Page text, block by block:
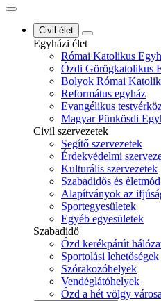
Civil élet
Egyházi élet
Római Katolikus
Ózdi Görögkatolikus
Bolyok Római
Református egyház
Evangélikus
Magyar Pünkösdi
Civil szervezetek
Segítő szervezetek
Érdekvédelmi
Kulturális szervezetek
Szabadidős és
Alapítványok az
Sportegyesületek
Egyéb egyesületek
Szabadidő
Ózd kerékpárút
Sportolási lehetőségek
Szórakozóhelyek
Vendéglátóhelyek
Ózd a hét völgy